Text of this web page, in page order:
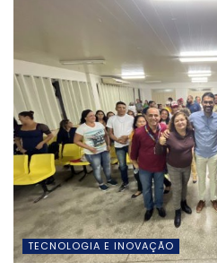
TECNOLOGIA E INOVAÇÃO